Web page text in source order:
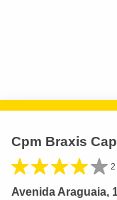
Cpm Braxis
2
Avenida Araguaia,